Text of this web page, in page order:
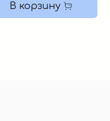
В корзину